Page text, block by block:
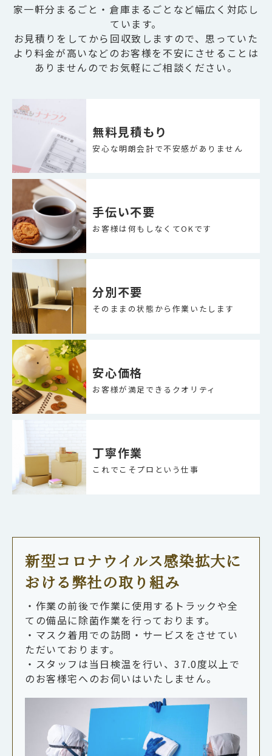
家一軒分まるごと・倉庫まるごとなど幅広く対応し
ています。
お見積りをしてから回収致しますので、思っていた
より料金が高いなどのお客様を不安にさせることは
ありませんのでお気軽にご相談ください。
無料見積もり
安心な明朗会計で不安感がありません
手伝い不要
お客様は何もしなくてOKです
分別不要
そのままの状態から作業いたします
安心価格
お客様が満足できるクオリティ
丁寧作業
これでこそプロという仕事
新型コロナウイルス感染拡大に
おける弊社の取り組み
・作業の前後で作業に使用するトラックや全
ての備品に除菌作業を行っております。
・マスク着用での訪問・サービスをさせてい
ただいております。
・スタッフは当日検温を行い、37.0度以上で
のお客様宅へのお伺いはいたしません。